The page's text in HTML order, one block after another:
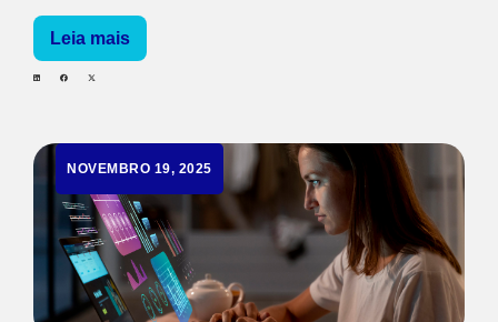
Leia mais
NOVEMBRO 19, 2025